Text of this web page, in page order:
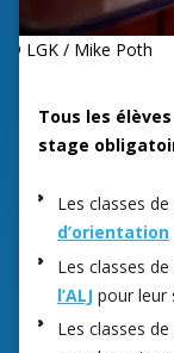
© LGK / Mike Poth
Tous les
stage
Les classes de
d’orientation
Les classes de
l’ALJ pour leur
Les classes de